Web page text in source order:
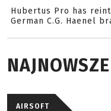
Hubertus Pro has
German C.G. Haenel
NAJNOWSZE
AIRSOFT